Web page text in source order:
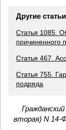
Другие
Статья 1085.
причиненного
Статья 467.
Статья 755.
подряда
вторая) N 14-